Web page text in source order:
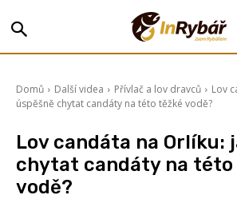
Domů Další videa Přívlač a lov dravců
Lov
úspěšně chytat candáty na této těžké vodě?
Lov candáta na Orlíku:
chytat candáty na této
vodě?